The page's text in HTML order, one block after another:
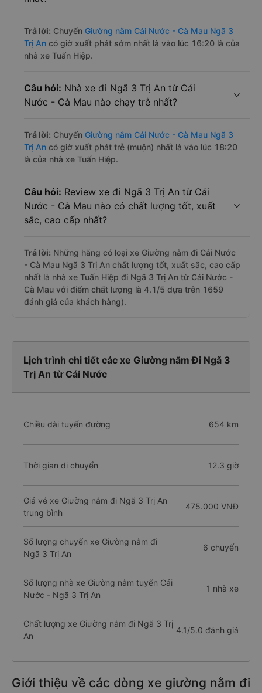
Trả lời: Chuyến Giường nằm Cái Nước - Cà Mau Ngã 3
Trị An có giờ xuất phát sớm nhất là vào lúc 16:20 là của
nhà xe Tuấn Hiệp.
Câu hỏi: Nhà xe đi Ngã 3 Trị An từ Cái
Nước - Cà Mau nào chạy trễ nhất?
Trả lời: Chuyến Giường nằm Cái Nước - Cà Mau Ngã 3
Trị An có giờ xuất phát trễ (muộn) nhất là vào lúc 18:20
là của nhà xe Tuấn Hiệp.
Câu hỏi: Review xe đi Ngã 3 Trị An từ Cái
Nước - Cà Mau nào có chất lượng tốt, xuất
sắc, cao cấp nhất?
Trả lời: Những hãng có loại xe Giường nằm đi Cái Nước
- Cà Mau Ngã 3 Trị An chất lượng tốt, xuất sắc, cao cấp
nhất là nhà xe Tuấn Hiệp đi Ngã 3 Trị An từ Cái Nước -
Cà Mau với điểm chất lượng là 4.1/5 dựa trên 1659
đánh giá của khách hàng).
Lịch trình chi tiết các xe Giường nằm Đi Ngã 3
Trị An từ Cái Nước
Chiều dài tuyến đường 654 km
Thời gian di chuyển 12.3 giờ
Giá vé xe Giường nằm đi Ngã 3 Trị An
trung bình
475.000 VNĐ
Số lượng chuyến xe Giường nằm đi
Ngã 3 Trị An
6 chuyến
Số lượng nhà xe Giường nằm tuyến Cái
Nước - Ngã 3 Trị An
1 nhà xe
Chất lượng xe Giường nằm đi Ngã 3 Trị
An
4.1/5.0 đánh giá
Giới thiệu về các dòng xe giường nằm đi